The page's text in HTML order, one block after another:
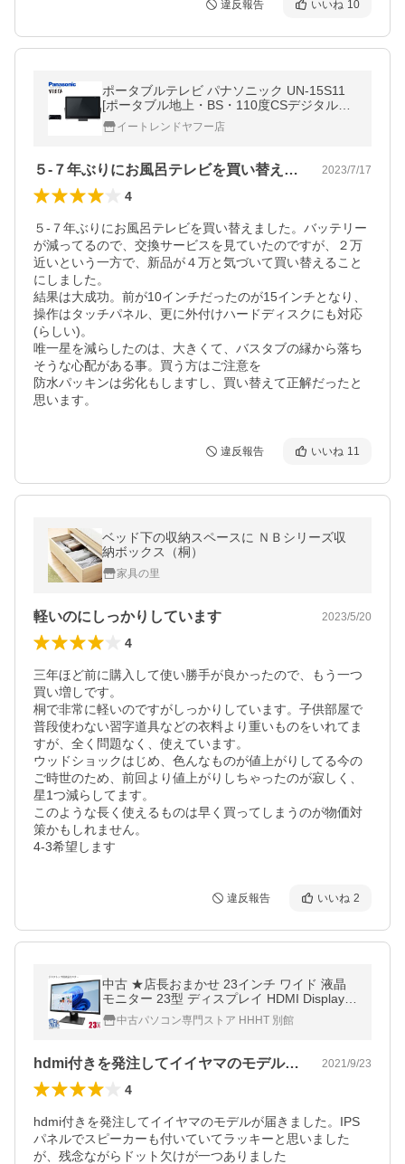
違反報告 いいね 10
ポータブルテレビ パナソニック UN-15S11
[ポータブル地上・BS・110度CSデジタルテ
レビ]イートレンドヤフー店
５-７年ぶりにお風呂テレビを買い替えま… 2023/7/17
4
５-７年ぶりにお風呂テレビを買い替えました。バッテリー
が減ってるので、交換サービスを見ていたのですが、２万
近いという一方で、新品が４万と気づいて買い替えること
にしました。
結果は大成功。前が10インチだったのが15インチとなり、
操作はタッチパネル、更に外付けハードディスクにも対応
(らしい)。
唯一星を減らしたのは、大きくて、バスタブの縁から落ち
そうな心配がある事。買う方はご注意を
防水パッキンは劣化もしますし、買い替えて正解だったと
思います。
違反報告 いいね 11
ベッド下の収納スペースに ＮＢシリーズ収
納ボックス（桐）
家具の里
軽いのにしっかりしています 2023/5/20
4
三年ほど前に購入して使い勝手が良かったので、もう一つ
買い増しです。
桐で非常に軽いのですがしっかりしています。子供部屋で
普段使わない習字道具などの衣料より重いものをいれてま
すが、全く問題なく、使えています。
ウッドショックはじめ、色んなものが値上がりしてる今の
ご時世のため、前回より値上がりしちゃったのが寂しく、
星1つ減らしてます。
このような長く使えるものは早く買ってしまうのが物価対
策かもしれません。
4-3希望します
違反報告 いいね 2
中古 ★店長おまかせ 23インチ ワイド 液晶
モニター 23型 ディスプレイ HDMI DisplayP
ort 平面 在宅ワーク 在宅勤務 液晶 モニター
中古モニター [安心30日保証]
中古パソコン専門ストア HHHT 別館
hdmi付きを発注してイイヤマのモデル… 2021/9/23
4
hdmi付きを発注してイイヤマのモデルが届きました。IPS
パネルでスピーカーも付いていてラッキーと思いました
が、残念ながらドット欠けが一つありました